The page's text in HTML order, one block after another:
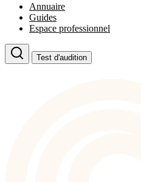
Annuaire
Guides
Espace professionnel
Test d'audition